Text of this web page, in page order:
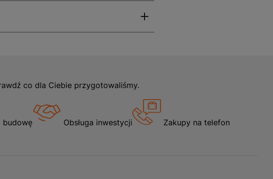
co dla Ciebie przygotowaliśmy.
budowę Obsługa inwestycji Zakupy na telefon